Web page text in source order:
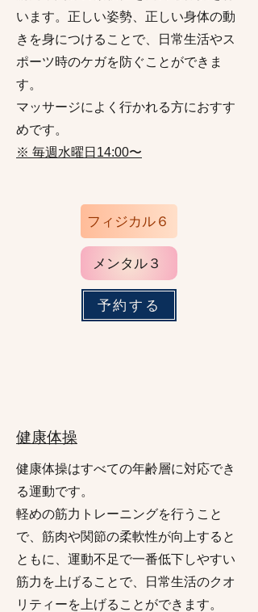
います。正しい姿勢、正しい身体の動
きを身につけることで、日常生活やス
ポーツ時のケガを防ぐことができま
す。
​マッサージによく行かれる方におすす
めです。
※ 毎週水曜日 14:00〜
フィジカル６
メンタル３
予約する
健康体操
健康体操はすべての年齢層に対応でき
る運動です。
軽めの筋力トレーニングを行うこと
で、筋肉や関節の柔軟性が向上すると
ともに、運動不足で一番低下しやすい
筋力を上げることで、日常生活のクオ
リティーを上げることができます。